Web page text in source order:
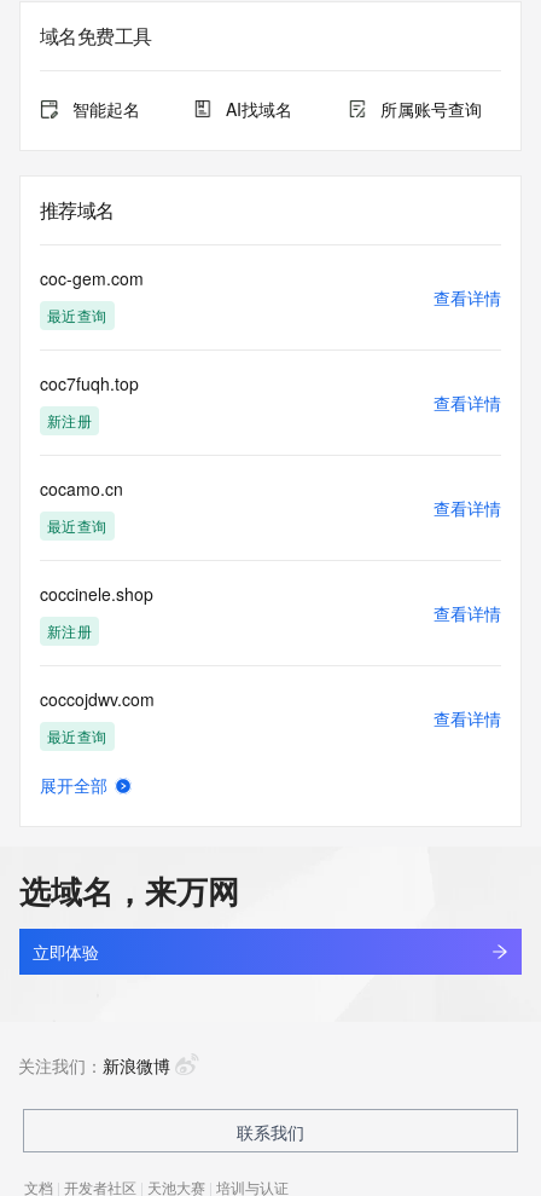
域名免费工具
智能起名 AI找域名 所属账号查询
推荐域名
coc-gem.com
最近查询
查看详情
coc7fuqh.top
新注册
查看详情
cocamo.cn
最近查询
查看详情
coccinele.shop
新注册
查看详情
coccojdwv.com
最近查询
查看详情
cochip.cn
最近查询
查看详情
最近查询
展开全部
选域名，来万网
立即体验
关注我们： 新浪微博
联系我们
文档 | 开发者社区 | 天池大赛 | 培训与认证